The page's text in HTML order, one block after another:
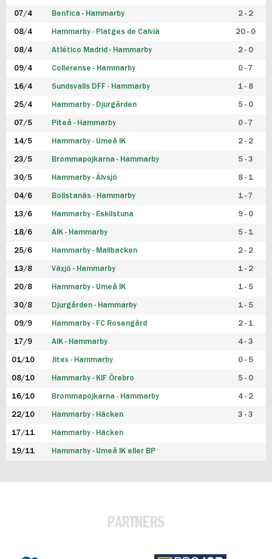
07/4 Benfica - Hammarby 2 - 2
08/4 Hammarby - Platges de Calvià 20 - 0
08/4 Atlético Madrid - Hammarby 2 - 0
09/4 Collerense - Hammarby 0 - 7
16/4 Sundsvalls DFF - Hammarby 1 - 8
25/4 Hammarby - Djurgården 5 - 0
07/5 Piteå - Hammarby 0 - 7
14/5 Hammarby - Umeå IK 2 - 2
23/5 Brommapojkarna - Hammarby 5 - 3
30/5 Hammarby - Älvsjö 8 - 1
04/6 Bollstanäs - Hammarby 1 - 7
13/6 Hammarby - Eskilstuna 9 - 0
18/6 AIK - Hammarby 5 - 1
25/6 Hammarby - Mallbacken 2 - 2
13/8 Växjö - Hammarby 1 - 2
20/8 Hammarby - Umeå IK 1 - 5
30/8 Djurgården - Hammarby 1 - 5
09/9 Hammarby - FC Rosengård 2 - 1
17/9 AIK - Hammarby 4 - 3
01/10 Jitex - Hammarby 0 - 5
08/10 Hammarby - KIF Örebro 5 - 0
16/10 Brommapojkarna - Hammarby 4 - 2
22/10 Hammarby - Häcken 3 - 3
17/11 Hammarby - Häcken
19/11 Hammarby - Umeå IK eller BP
PARTNERS